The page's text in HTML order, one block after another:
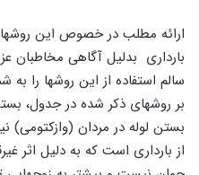
ارائه مطلب در خصوص این روشها
بارداری بدلیل آگاهی مخاطبان
سالم استفاده از این روشها را
بر روشهای ذکر شده در جدول،
بستن لوله در مردان (وازکتومی)
از بارداری است که به دلیل اثر